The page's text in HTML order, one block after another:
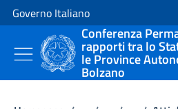
Vai al contenuto
Vai alla navigazione del sito
Governo Italiano
Conferenza
rapporti tra lo
le Province
Bolzano